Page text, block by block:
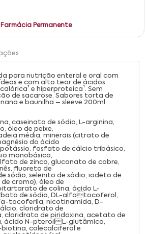
Farmácia Permanente
para nutrição enteral e oral com
e com alto teor de ácidos
e hiperproteica¹. Sem
de sacarose. Sabores torta de
e baunilha – sleeve 200ml.
caseinato de sódio, L-arginina,
óleo de peixe,
média, minerais (citrato de
do ácido
fosfato de cálcio tribásico,
monobásico,
de zinco, gluconato de cobre,
fluoreto de
sódio, selenito de sódio, iodeto de
cromo), óleo de
de colina, ácido L-
de sódio, DL-alfatocoferol,
tocoferila, nicotinamida, D-
cloridrato de
cloridrato de piridoxina, acetato de
ácido N-pteroilL-glutâmico,
colecalciferol e